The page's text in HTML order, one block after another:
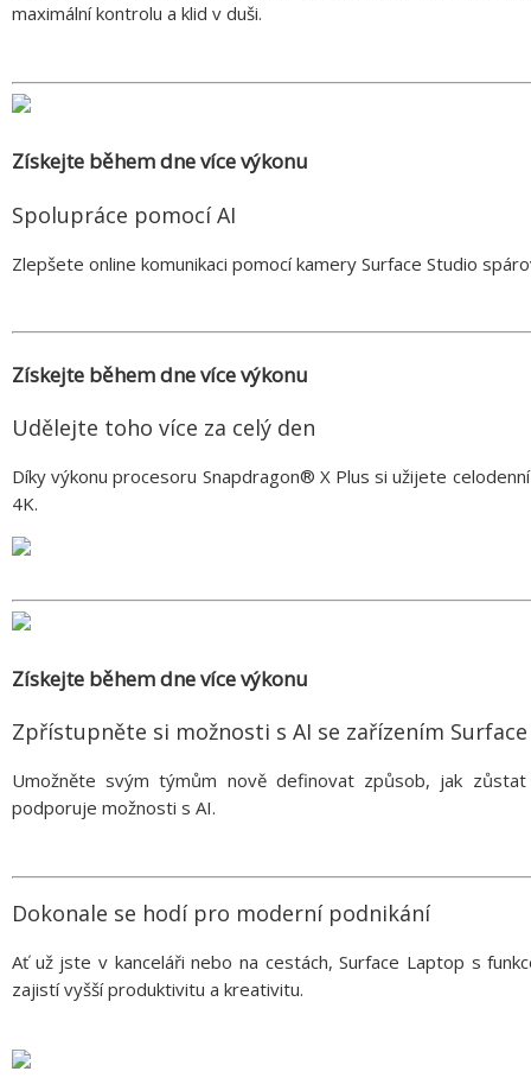
maximální kontrolu a klid v duši.
Získejte během dne více výkonu
Spolupráce pomocí AI
Zlepšete online komunikaci pomocí kamery Surface Studio
Získejte během dne více výkonu
Udělejte toho více za celý den
Díky výkonu procesoru Snapdragon® X Plus si užijete
4K.
Získejte během dne více výkonu
Zpřístupněte si možnosti s AI se zařízením Surface
Umožněte svým týmům nově definovat způsob, jak
podporuje možnosti s AI.
Dokonale se hodí pro moderní podnikání
Ať už jste v kanceláři nebo na cestách, Surface Laptop s
zajistí vyšší produktivitu a kreativitu.